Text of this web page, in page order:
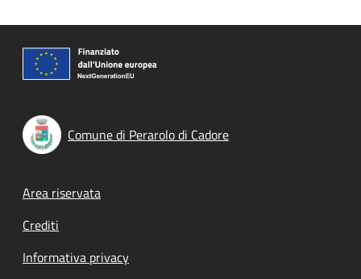
Comune di Perarolo di Cadore
Footer menu
Area riservata
Crediti
Informativa privacy